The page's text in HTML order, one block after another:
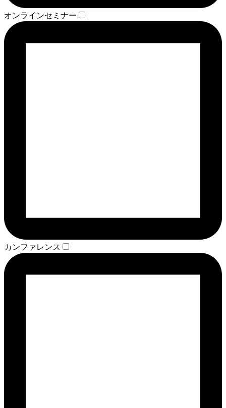
オンラインセミナー
カンファレンス